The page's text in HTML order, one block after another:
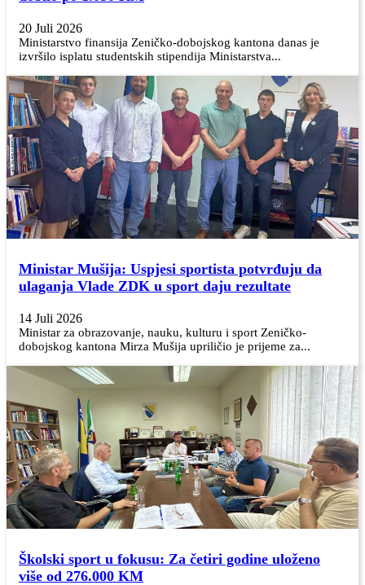
20 Juli 2026
Ministarstvo finansija Zeničko-dobojskog kantona danas je
izvršilo isplatu studentskih stipendija Ministarstva...
Ministar Mušija: Uspjesi sportista potvrđuju da
ulaganja Vlade ZDK u sport daju rezultate
14 Juli 2026
Ministar za obrazovanje, nauku, kulturu i sport Zeničko-
dobojskog kantona Mirza Mušija upriličio je prijeme za...
Školski sport u fokusu: Za četiri godine uloženo
više od 276.000 KM